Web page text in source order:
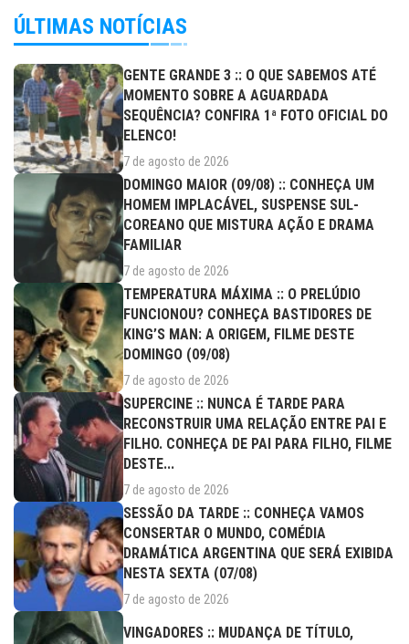
ÚLTIMAS NOTÍCIAS
GENTE GRANDE 3 :: O QUE SABEMOS ATÉ
MOMENTO SOBRE A AGUARDADA
SEQUÊNCIA? CONFIRA 1ª FOTO OFICIAL DO
ELENCO!
7 de agosto de 2026
DOMINGO MAIOR (09/08) :: CONHEÇA UM
HOMEM IMPLACÁVEL, SUSPENSE SUL-
COREANO QUE MISTURA AÇÃO E DRAMA
FAMILIAR
7 de agosto de 2026
TEMPERATURA MÁXIMA :: O PRELÚDIO
FUNCIONOU? CONHEÇA BASTIDORES DE
KING’S MAN: A ORIGEM, FILME DESTE
DOMINGO (09/08)
7 de agosto de 2026
SUPERCINE :: NUNCA É TARDE PARA
RECONSTRUIR UMA RELAÇÃO ENTRE PAI E
FILHO. CONHEÇA DE PAI PARA FILHO, FILME
DESTE...
7 de agosto de 2026
SESSÃO DA TARDE :: CONHEÇA VAMOS
CONSERTAR O MUNDO, COMÉDIA
DRAMÁTICA ARGENTINA QUE SERÁ EXIBIDA
NESTA SEXTA (07/08)
7 de agosto de 2026
VINGADORES :: MUDANÇA DE TÍTULO,